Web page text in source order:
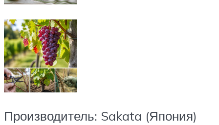
Производитель: Sakata (Япония)